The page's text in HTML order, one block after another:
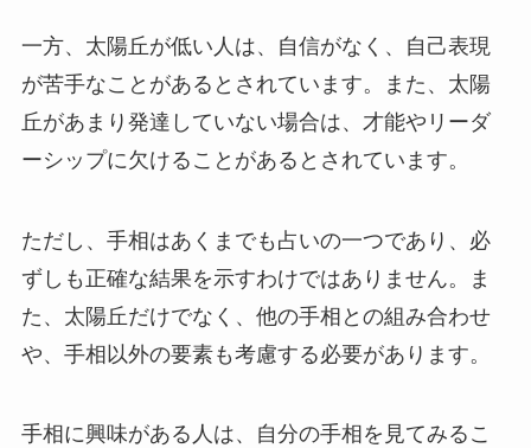
一方、太陽丘が低い人は、自信がなく、自己表現
が苦手なことがあるとされています。また、太陽
丘があまり発達していない場合は、才能やリーダ
ーシップに欠けることがあるとされています。
ただし、手相はあくまでも占いの一つであり、必
ずしも正確な結果を示すわけではありません。ま
た、太陽丘だけでなく、他の手相との組み合わせ
や、手相以外の要素も考慮する必要があります。
手相に興味がある人は、自分の手相を見てみるこ